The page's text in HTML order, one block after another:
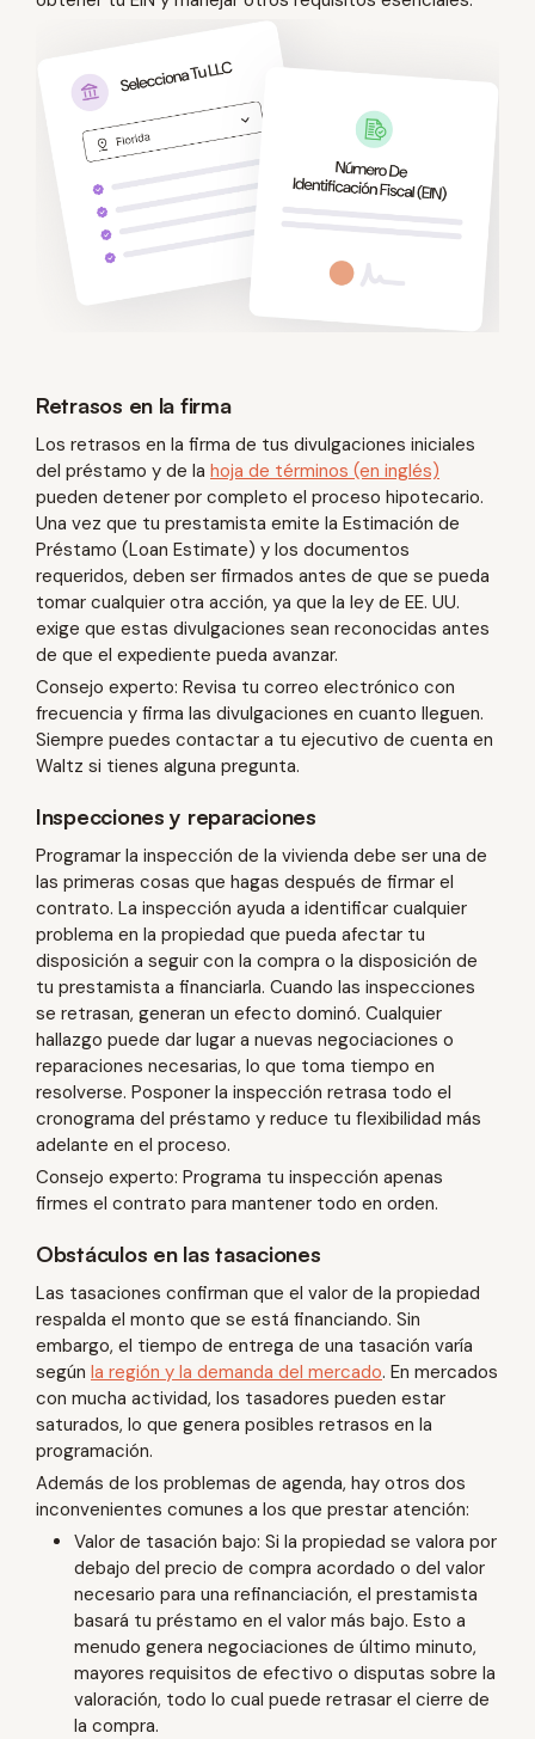
Retrasos en la firma
Los retrasos en la firma de tus divulgaciones iniciales
del préstamo y de la hoja de términos (en inglés)
pueden detener por completo el proceso hipotecario.
Una vez que tu prestamista emite la Estimación de
Préstamo (Loan Estimate) y los documentos
requeridos, deben ser firmados antes de que se pueda
tomar cualquier otra acción, ya que la ley de EE. UU.
exige que estas divulgaciones sean reconocidas antes
de que el expediente pueda avanzar.
Consejo experto: Revisa tu correo electrónico con
frecuencia y firma las divulgaciones en cuanto lleguen.
Siempre puedes contactar a tu ejecutivo de cuenta en
Waltz si tienes alguna pregunta.
Inspecciones y reparaciones
Programar la inspección de la vivienda debe ser una de
las primeras cosas que hagas después de firmar el
contrato. La inspección ayuda a identificar cualquier
problema en la propiedad que pueda afectar tu
disposición a seguir con la compra o la disposición de
tu prestamista a financiarla. Cuando las inspecciones
se retrasan, generan un efecto dominó. Cualquier
hallazgo puede dar lugar a nuevas negociaciones o
reparaciones necesarias, lo que toma tiempo en
resolverse. Posponer la inspección retrasa todo el
cronograma del préstamo y reduce tu flexibilidad más
adelante en el proceso.
Consejo experto: Programa tu inspección apenas
firmes el contrato para mantener todo en orden.‍
Obstáculos en las tasaciones
Las tasaciones confirman que el valor de la propiedad
respalda el monto que se está financiando. Sin
embargo, el tiempo de entrega de una tasación varía
según la región y la demanda del mercado. En mercados
con mucha actividad, los tasadores pueden estar
saturados, lo que genera posibles retrasos en la
programación.
Además de los problemas de agenda, hay otros dos
inconvenientes comunes a los que prestar atención:
Valor de tasación bajo: Si la propiedad se valora por
debajo del precio de compra acordado o del valor
necesario para una refinanciación, el prestamista
basará tu préstamo en el valor más bajo. Esto a
menudo genera negociaciones de último minuto,
mayores requisitos de efectivo o disputas sobre la
valoración, todo lo cual puede retrasar el cierre de
la compra.